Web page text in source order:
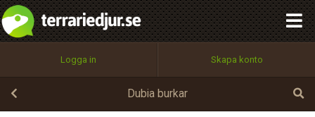
Logga in Skapa konto
Dubia burkar
Infoga
Utför
100%
OK
integritetspolicy
Namn:
Epost:
Begär nytt lösenord
Tillbaka till förstasidan